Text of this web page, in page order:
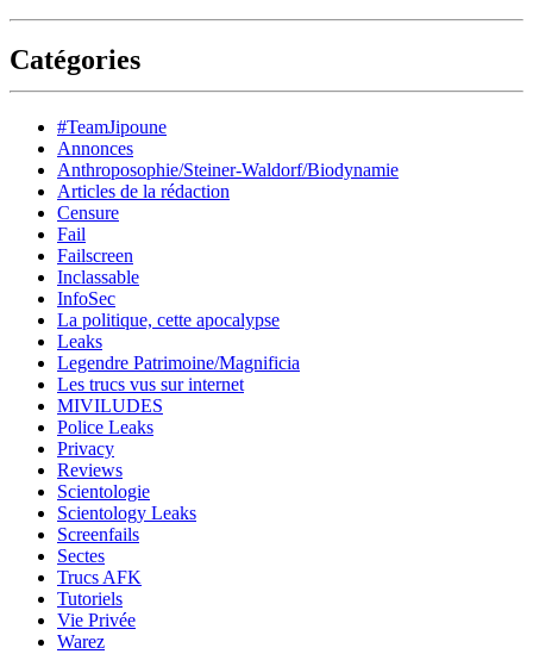
Catégories
#TeamJipoune
Annonces
Anthroposophie/Steiner-Waldorf/Biodynamie
Articles de la rédaction
Censure
Fail
Failscreen
Inclassable
InfoSec
La politique, cette apocalypse
Leaks
Legendre Patrimoine/Magnificia
Les trucs vus sur internet
MIVILUDES
Police Leaks
Privacy
Reviews
Scientologie
Scientology Leaks
Screenfails
Sectes
Trucs AFK
Tutoriels
Vie Privée
Warez